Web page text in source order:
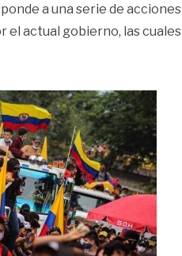
a una serie de acciones
el actual gobierno, las cuales